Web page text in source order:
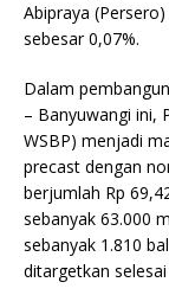
Abipraya
sebesar 0,07%.
Dalam
– Banyuwangi ini,
WSBP) menjadi
precast dengan
berjumlah Rp
sebanyak 63.000
sebanyak 1.810
ditargetkan